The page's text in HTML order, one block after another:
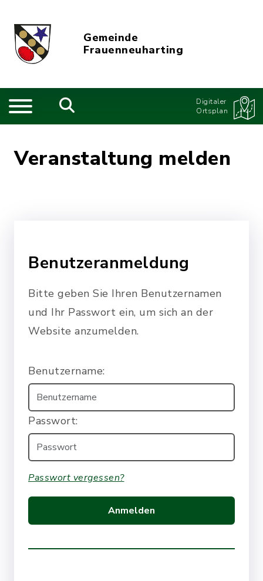
Gemeinde
Frauenneuharting
Digitaler
Ortsplan
Veranstaltung melden
Benutzeranmeldung
Bitte geben Sie Ihren Benutzernamen
und Ihr Passwort ein, um sich an der
Website anzumelden.
Benutzername:
Passwort:
Passwort vergessen?
Anmelden